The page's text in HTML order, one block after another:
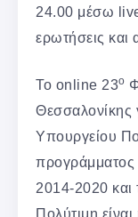
24.00 μέσω
ερωτήσεις και
Το online 23ο
Θεσσαλονίκης
Υπουργείου
2014-2020 και
Πολύτιμη